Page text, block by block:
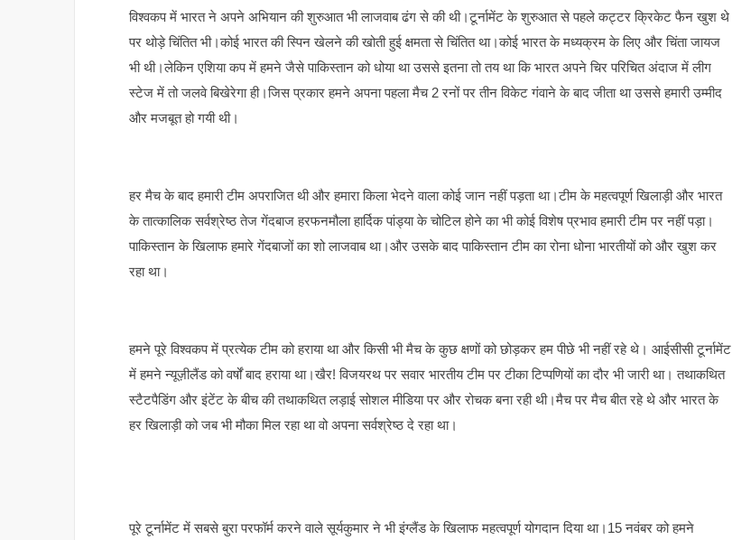
विश्वकप में भारत ने अपने अभियान की शुरुआत भी लाजवाब ढंग से की थी।टूर्नामेंट के शुरुआत से पहले कट्टर क्रिकेट फैन खुश थे
पर थोड़े चिंतित भी।कोई भारत की स्पिन खेलने की खोती हुई क्षमता से चिंतित था।कोई भारत के मध्यक्रम के लिए और चिंता जायज
भी थी।लेकिन एशिया कप में हमने जैसे पाकिस्तान को धोया था उससे इतना तो तय था कि भारत अपने चिर परिचित अंदाज में लीग
स्टेज में तो जलवे बिखेरेगा ही।जिस प्रकार हमने अपना पहला मैच 2 रनों पर तीन विकेट गंवाने के बाद जीता था उससे हमारी उम्मीद
और मजबूत हो गयी थी।
हर मैच के बाद हमारी टीम अपराजित थी और हमारा किला भेदने वाला कोई जान नहीं पड़ता था।टीम के महत्वपूर्ण खिलाड़ी और भारत
के तात्कालिक सर्वश्रेष्ठ तेज गेंदबाज हरफनमौला हार्दिक पांड्या के चोटिल होने का भी कोई विशेष प्रभाव हमारी टीम पर नहीं पड़ा।
पाकिस्तान के खिलाफ हमारे गेंदबाजों का शो लाजवाब था।और उसके बाद पाकिस्तान टीम का रोना धोना भारतीयों को और खुश कर
रहा था।
हमने पूरे विश्वकप में प्रत्येक टीम को हराया था और किसी भी मैच के कुछ क्षणों को छोड़कर हम पीछे भी नहीं रहे थे। आईसीसी टूर्नामेंट
में हमने न्यूज़ीलैंड को वर्षों बाद हराया था।खैर! विजयरथ पर सवार भारतीय टीम पर टीका टिप्पणियों का दौर भी जारी था। तथाकथित
स्टैटपैडिंग और इंटेंट के बीच की तथाकथित लड़ाई सोशल मीडिया पर और रोचक बना रही थी।मैच पर मैच बीत रहे थे और भारत के
हर खिलाड़ी को जब भी मौका मिल रहा था वो अपना सर्वश्रेष्ठ दे रहा था।
पूरे टूर्नामेंट में सबसे बुरा परफॉर्म करने वाले सूर्यकुमार ने भी इंग्लैंड के खिलाफ महत्वपूर्ण योगदान दिया था।15 नवंबर को हमने